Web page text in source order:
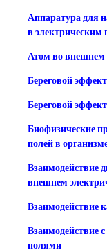
Аппаратура для
в электрическим
Атом во внешнем
Береговой
Береговой
Биофизические
полей в
Взаимодействие
внешнем
Взаимодействие
Взаимодействие
полями